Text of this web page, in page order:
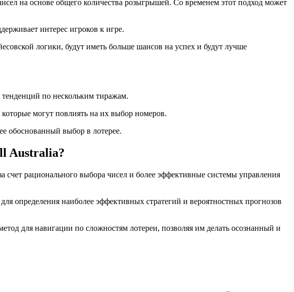
на основе общего количества розыгрышей. Со временем этот подход может
интерес игроков к игре.
логики, будут иметь больше шансов на успех и будут лучше
по нескольким тиражам.
которые могут повлиять на их выбор номеров.
обоснованный выбор в лотерее.
Australia?
рационального выбора чисел и более эффективные системы управления
определения наиболее эффективных стратегий и вероятностных прогнозов
для навигации по сложностям лотереи, позволяя им делать осознанный и